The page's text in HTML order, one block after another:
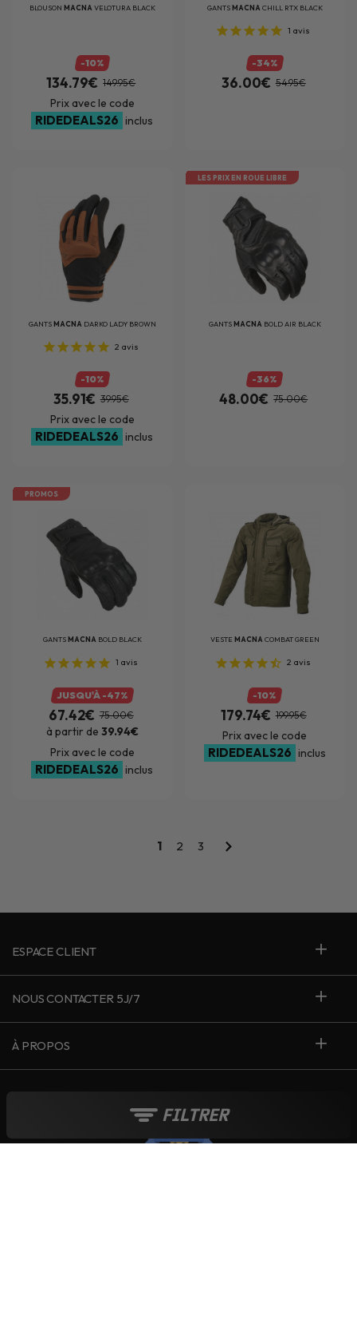
FILTRER
BLOUSON MACNA VELOTURA BLACK
-10%
134.79€ 149.95€
Prix avec le code
RIDEDEALS26 inclus
GANTSMACNA CHILL RTX BLACK
1 avis
-34%
36.00€ 54.95€
GANTSMACNA DARKO LADY BROWN
2 avis
-10%
35.91€ 39.95€
Prix avec le code
RIDEDEALS26 inclus
LES PRIX EN ROUE LIBRE
GANTSMACNA BOLD AIR BLACK
-36%
48.00€ 75.00€
PROMOS
GANTS MACNA BOLD BLACK
1 avis
JUSQU'À -47%
67.42€ 75.00€
à partir de 39.94€
Prix avec le code
RIDEDEALS26 inclus
VESTE MACNA COMBAT GREEN
2 avis
-10%
179.74€ 199.95€
Prix avec le code
RIDEDEALS26 inclus
1 2 3
ESPACE CLIENT
NOUS CONTACTER 5J/7
À PROPOS